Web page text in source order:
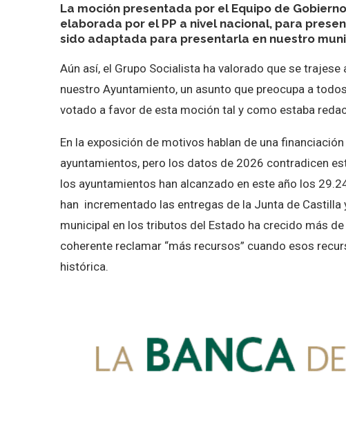
La moción presentada por el Equipo de
elaborada por el PP a nivel nacional, para
sido adaptada para presentarla en nuestro
Aún así, el Grupo Socialista ha valorado que se
nuestro Ayuntamiento, un asunto que preocupa a
votado a favor de esta moción tal y como estaba
En la exposición de motivos hablan de una
ayuntamientos, pero los datos de 2026 contradicen
los ayuntamientos han alcanzado en este año los
han incrementado las entregas de la Junta de
municipal en los tributos del Estado ha crecido más
coherente reclamar “más recursos” cuando esos
histórica.